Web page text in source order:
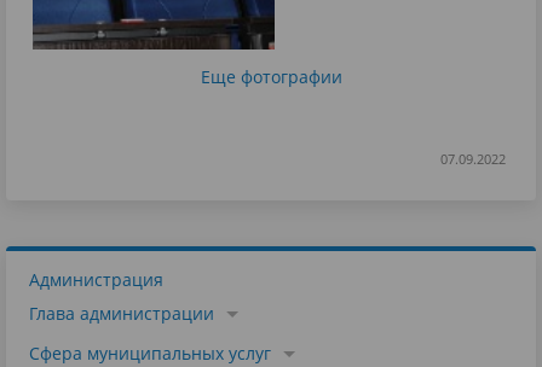
Еще фотографии
07.09.2022
Администрация
Глава администрации
Сфера муниципальных услуг